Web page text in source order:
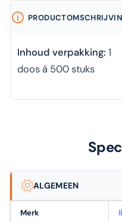
Inhoud verpakking: 1
doos à 500 stuks
ALGEMEEN
Merk